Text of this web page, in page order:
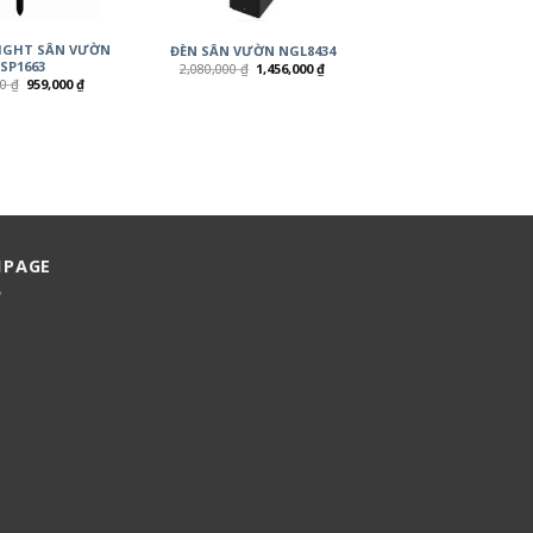
SÂN VƯỜN
₫ 959,000₫
ĐÈN SÂN VƯỜN NGL8434
2,080,000₫ 1,456,000₫